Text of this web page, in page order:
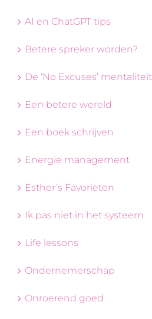
AI en ChatGPT tips
Betere spreker worden?
De ‘No Excuses’ mentaliteit
Een betere wereld
Een boek schrijven
Energie management
Esther’s Favorieten
Ik pas niet in het systeem
Life lessons
Ondernemerschap
Onroerend goed